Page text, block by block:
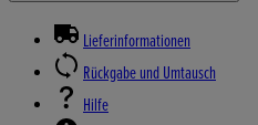
Lieferinformationen
Rückgabe und Umtausch
Hilfe